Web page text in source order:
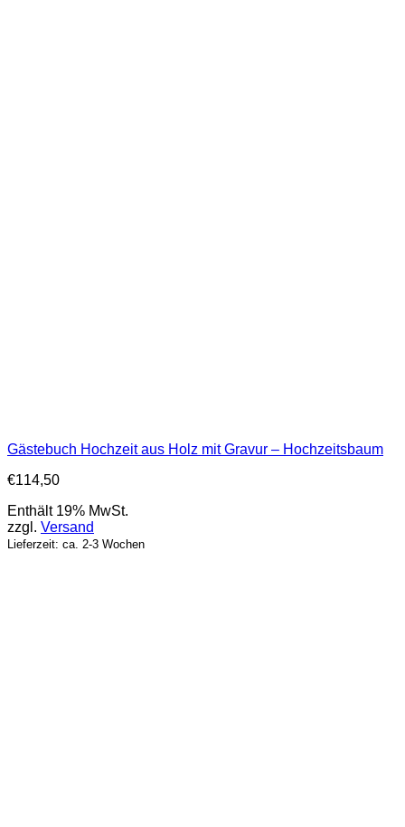
Gästebuch Hochzeit aus Holz mit Gravur – Hochzeitsbaum
€114,50
Enthält 19% MwSt.
zzgl. Versand
Lieferzeit: ca. 2-3 Wochen